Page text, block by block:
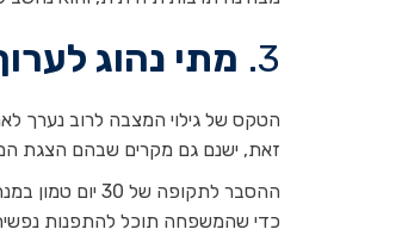
3. מתי נהוג
זאת, ישנם גם מקרים שבהם הצגת
כדי שהמשפחה תוכל להתפנות